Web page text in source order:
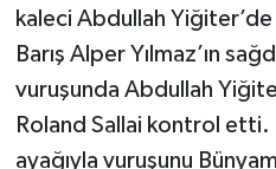
kaleci Abdullah Yiğiter’de
Barış Alper Yılmaz’ın
vuruşunda Abdullah
Roland Sallai kontrol etti.